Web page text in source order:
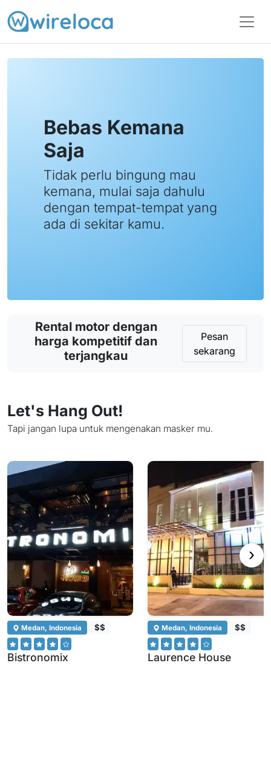
Bebas Kemana
Saja
Tidak perlu bingung mau
kemana, mulai saja dahulu
dengan tempat-tempat yang
ada di sekitar kamu.
Rental motor dengan
harga kompetitif dan
terjangkau
Pesan
sekarang
Let's Hang Out!
Tapi jangan lupa untuk mengenakan masker mu.
Medan, Indonesia $$
Bistronomix
Medan, Indonesia $$
Laurence House
›